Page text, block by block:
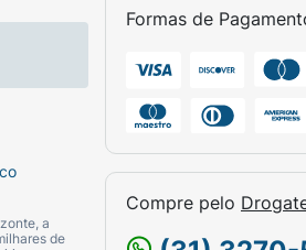
a
de
Formas de
Compre pelo